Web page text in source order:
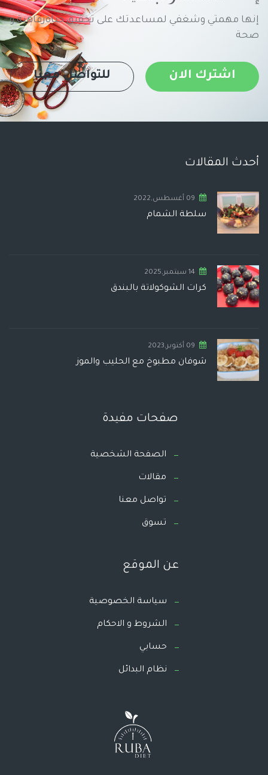
إنها مهمتي وشغفي لمساعدتك على تحقيق حياةرفاهية و
صحة
اشترك الان للتواصل معنا
أحدث المقالات
09 أغسطس,2022
سلطة الشمام
14 سبتمبر,2025
كرات الشوكولاتة بالبندق
09 أكتوبر,2023
شوفان مطبوخ مع الحليب والموز
صفحات مفيدة
الصفحة الشخصية
مقالات
تواصل معنا
تسوق
عن الموقع
سياسة الخصوصية
الشروط و الاحكام
حسابي
نظام البدائل